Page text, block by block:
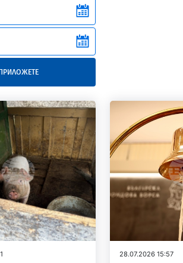
28.07.2026 15:57